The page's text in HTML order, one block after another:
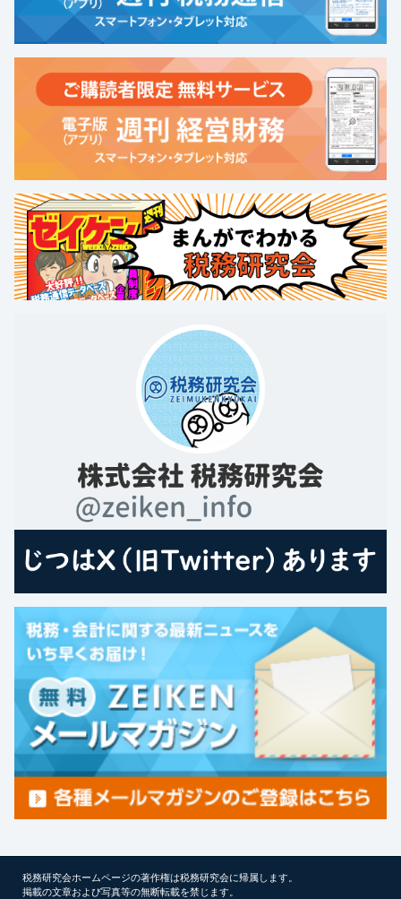
税務研究会ホームページの著作権は税務研究会に帰属します。
掲載の文章および写真等の無断転載を禁じます。